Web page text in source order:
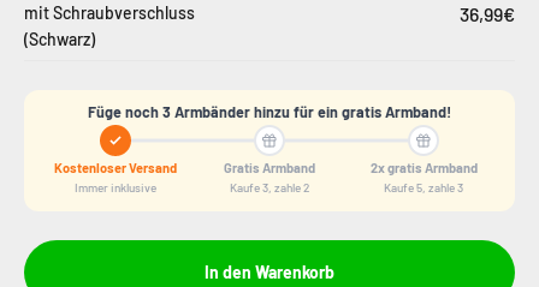
mit Schraubverschluss
(Schwarz)
36,99€
Füge noch 3 Armbänder hinzu für ein gratis Armband!
Kostenloser Versand
Immer inklusive
Gratis Armband
Kaufe 3, zahle 2
2x gratis Armband
Kaufe 5, zahle 3
In den Warenkorb